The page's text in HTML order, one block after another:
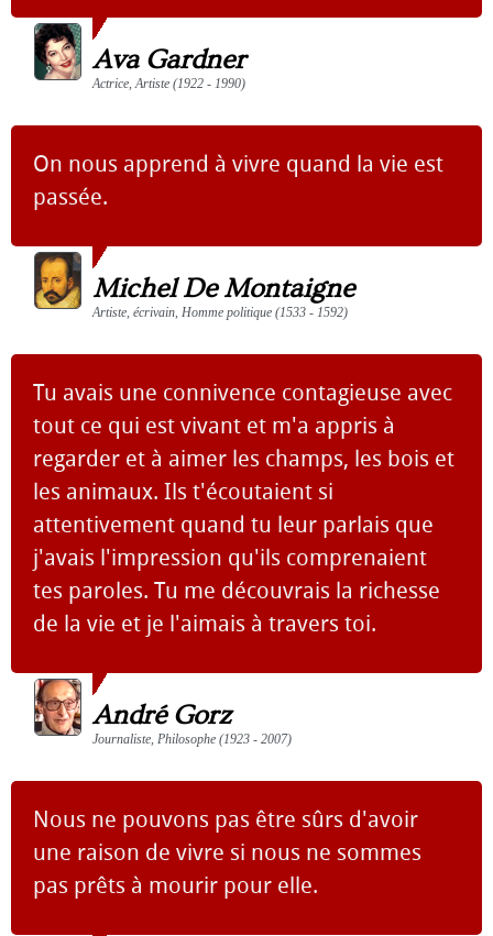
Ava Gardner
Actrice, Artiste (1922 - 1990)
On nous apprend à vivre quand la vie est
passée.
Michel De Montaigne
Artiste, écrivain, Homme politique (1533 - 1592)
Tu avais une connivence contagieuse avec
tout ce qui est vivant et m'a appris à
regarder et à aimer les champs, les bois et
les animaux. Ils t'écoutaient si
attentivement quand tu leur parlais que
j'avais l'impression qu'ils comprenaient
tes paroles. Tu me découvrais la richesse
de la vie et je l'aimais à travers toi.
André Gorz
Journaliste, Philosophe (1923 - 2007)
Nous ne pouvons pas être sûrs d'avoir
une raison de vivre si nous ne sommes
pas prêts à mourir pour elle.